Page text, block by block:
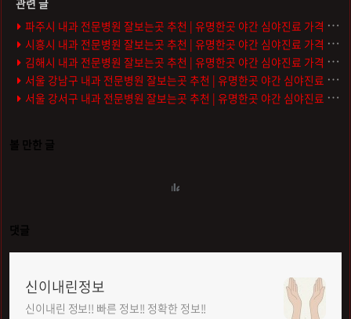
파주시 내과 전문병원 잘보는곳 추천 | 유명한곳 야간 심야진료 가격 비용 금액 후기 주말 토요일 일요일 잘하는곳
시흥시 내과 전문병원 잘보는곳 추천 | 유명한곳 야간 심야진료 가격 비용 금액 후기 주말 토요일 일요일 잘하는곳
김해시 내과 전문병원 잘보는곳 추천 | 유명한곳 야간 심야진료 가격 비용 금액 후기 주말 토요일 일요일 잘하는곳
서울 강남구 내과 전문병원 잘보는곳 추천 | 유명한곳 야간 심야진료 가격 비용 금액 후기 주말 토요일 일요일 잘하는곳
서울 강서구 내과 전문병원 잘보는곳 추천 | 유명한곳 야간 심야진료 가격 비용 금액 후기 주말 토요일 일요일 잘하는곳
볼 만한 글
댓글
신이내린정보
신이내린 정보!! 빠른 정보!! 정확한 정보!!